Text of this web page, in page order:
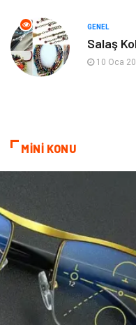
Mobilya
Astroloji
Pet Malzemeleri
GENEL
Salaş
10 Oca
MİNİ KONU